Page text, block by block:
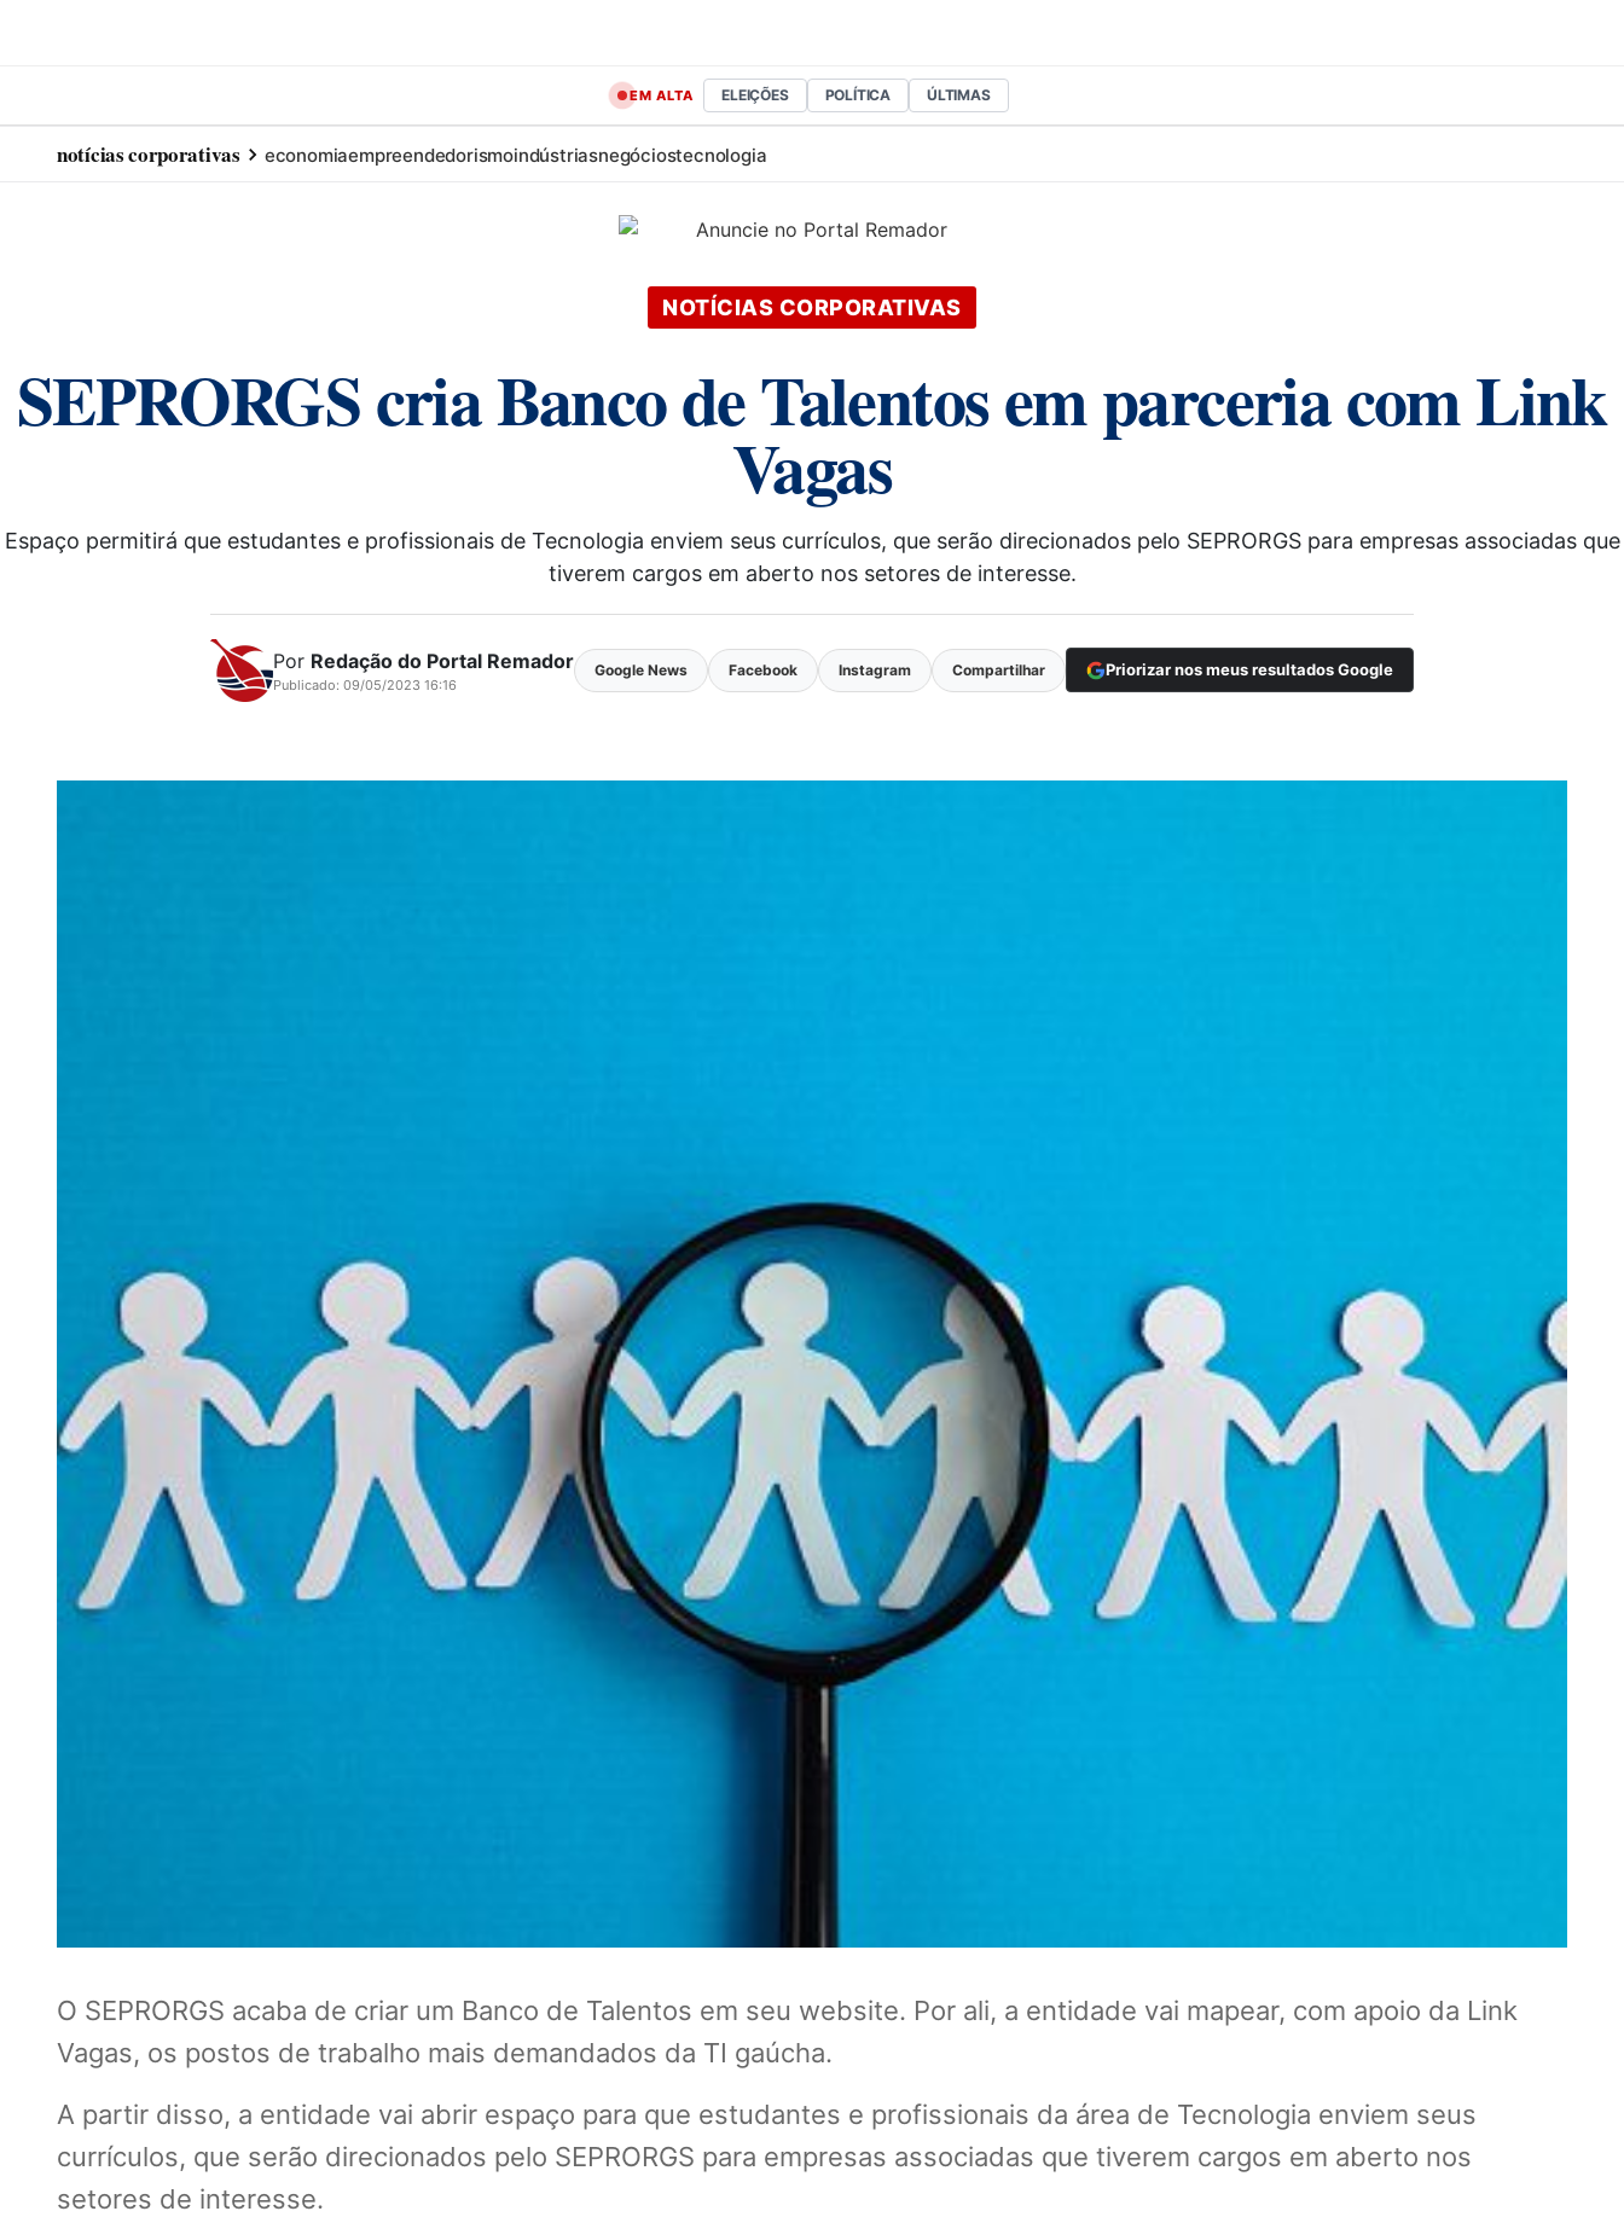
EM ALTA ELEIÇÕES POLÍTICA ÚLTIMAS
notícias corporativas economiaempreendedorismoindústriasnegóciostecnologia
NOTÍCIAS CORPORATIVAS
SEPRORGS cria Banco de Talentos em parceria com Link
Vagas
Espaço permitirá que estudantes e profissionais de Tecnologia enviem seus currículos, que serão direcionados pelo SEPRORGS para empresas associadas que
tiverem cargos em aberto nos setores de interesse.
Por Redação do Portal Remador
Publicado: 09/05/2023 16:16
Google News Facebook Instagram Compartilhar Priorizar nos meus resultados Google
O SEPRORGS acaba de criar um Banco de Talentos em seu website. Por ali, a entidade vai mapear, com apoio da Link
Vagas, os postos de trabalho mais demandados da TI gaúcha.
A partir disso, a entidade vai abrir espaço para que estudantes e profissionais da área de Tecnologia enviem seus
currículos, que serão direcionados pelo SEPRORGS para empresas associadas que tiverem cargos em aberto nos
setores de interesse.